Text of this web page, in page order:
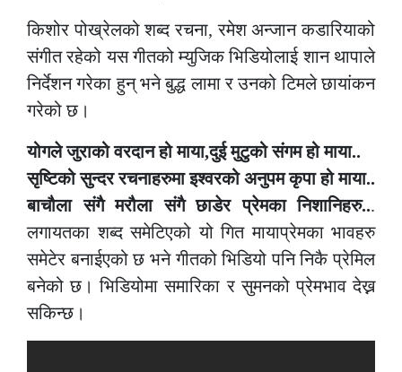
किशोर पोख्रेलको शब्द रचना, रमेश अन्जान कडारियाको
संगीत रहेको यस गीतको म्युजिक भिडियोलाई शान थापाले
निर्देशन गरेका हुन् भने बुद्ध लामा र उनको टिमले छायांकन
गरेको छ।
योगले जुराको वरदान हो माया,दुई मुटुको संगम हो माया..
सृष्टिको सुन्दर रचनाहरुमा इश्वरको अनुपम कृपा हो माया..
बाचौला संगै मरौला संगै छाडेर प्रेमका निशानिहरु...
लगायतका शब्द समेटिएको यो गित मायाप्रेमका भावहरु
समेटेर बनाईएको छ भने गीतको भिडियो पनि निकै प्रेमिल
बनेको छ। भिडियोमा समारिका र सुमनको प्रेमभाव देख्न
सकिन्छ।